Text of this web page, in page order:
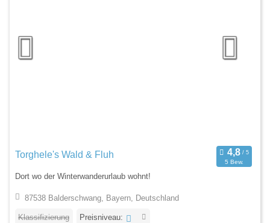
Torghele's Wald & Fluh
5 Bew.
Dort wo der Winterwanderurlaub wohnt!
87538 Balderschwang, Bayern, Deutschland
Klassifizierung Preisniveau: